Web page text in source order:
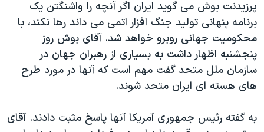
به
جستجوویژه برنامه‌ها
ویدیوها
فرهنگ و زندگی
حقوق شهروندی
۲۵۰سالگی آمریکا
بایگانی برنامه‌های تلویزیونی
مستندها
انتخابات ریاست جمهوری آمریکا ۲۰۲۴
یادگیری زبان انگلیسی
دنبال کنید
پرزيدنت بوش می گويد ايران اگر آنچه را واشنگتن يک
برنامه پنهانی توليد جنگ افزار اتمی می داند رها نکند، با
محکوميت جهانی روبرو خواهد شد. آقای بوش روز
پنجشنبه اظهار داشت به بسياری از رهبران جهان در
سازمان ملل متحد گفت مهم است که آنها در مورد طرح
های هسته ای ايران متحد شوند.
به گفته رئيس جمهوری آمريکا آنها پاسخ مثبت دادند. آقای